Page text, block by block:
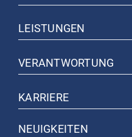
LEISTUNGEN
VERANTWORTUNG
KARRIERE
NEUIGKEITEN